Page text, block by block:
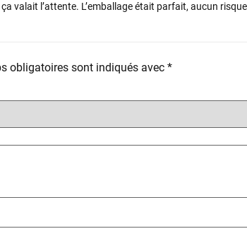
valait l’attente. L’emballage était parfait, aucun
obligatoires sont indiqués avec *